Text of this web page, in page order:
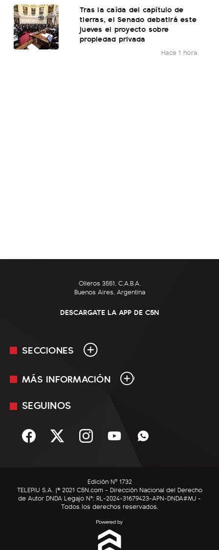
Tras la caída del capítulo de
tierras, el Senado debatirá este
jueves el proyecto sobre
propiedad privada
Hace 1 hora
Olleros 3551, C.A.B.A.
Buenos Aires, Argentina
DESCARGATE LA APP DE C5N
SECCIONES
En Vivo
Sociedad
C5N Autos
RatingCero
MÁS INFORMACIÓN
Mediakit
Términos y condiciones
SEGUINOS
Edición Nº 1732
TELEPIU S.A. |© 2021 C5N.com - Dirección Nacional del Derecho
de Autor DNDA Legajo N°: RL-2024-31679423-APN-DNDA#MJ -
Todos los derechos reservados.